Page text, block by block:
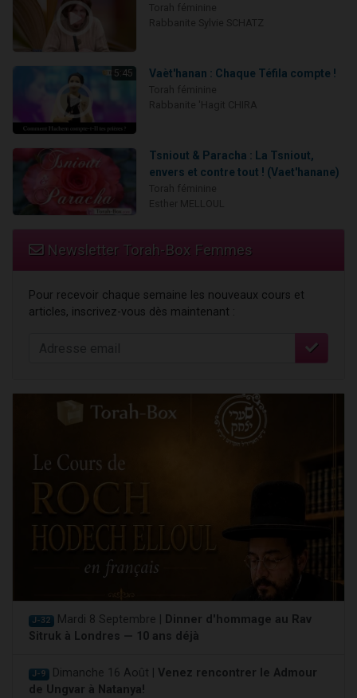
5:45 Vaèt'hanan : Chaque Téfila compte !
Tsniout & Paracha : La Tsniout,
envers et contre tout ! (Vaet'hanane)
Newsletter Torah-Box Femmes
Pour recevoir chaque semaine les nouveaux cours et
articles, inscrivez-vous dès maintenant :
J-32 Mardi 8 Septembre |
Dinner d'hommage au Rav
Sitruk à Londres — 10 ans déjà
J-9 Dimanche 16 Août | Venez rencontrer le Admour
de Ungvar à Natanya!